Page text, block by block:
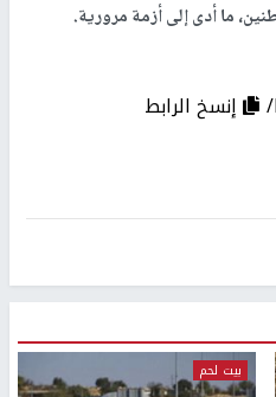
ما أدى إلى أزمة مرورية.
إنسخ الرابط
بيت لحم